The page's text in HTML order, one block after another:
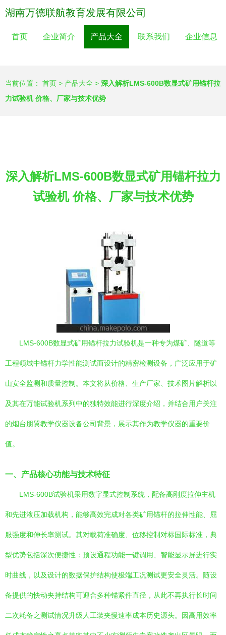
湖南万德联航教育发展有限公司
首页 企业简介 产品大全 联系我们 企业信息
当前位置： 首页 > 产品大全 > 深入解析LMS-600B数显式矿用锚杆拉
力试验机 价格、厂家与技术优势
深入解析LMS-600B数显式矿用锚杆拉力
试验机 价格、厂家与技术优势
LMS-600B数显式矿用锚杆拉力试验机是一种专为煤矿、隧道等
工程领域中锚杆力学性能测试而设计的精密检测设备，广泛应用于矿
山安全监测和质量控制。本文将从价格、生产厂家、技术图片解析以
及其在万能试验机系列中的独特效能进行深度介绍，并结合用户关注
的烟台朋翼教学仪器设备公司背景，展示其作为教学仪器的重要价
值。
一、产品核心功能与技术特征
LMS-600B试验机采用数字显式控制系统，配备高刚度拉伸主机
和先进液压加载机构，能够高效完成对各类矿用锚杆的拉伸性能、屈
服强度和伸长率测试。其对载荷准确度、位移控制对标国际标准，典
型优势包括深次便捷性：预设通程功能一键调用、智能显示屏进行实
时曲线，以及设计的数据保护结构使极端工况测试更安全灵活。随设
备提供的快动夹持结构可迎合多种锚紧件直径，从此不再执行长时间
二次耗备之测试情况升级人工装夹慢速率成本历史源头。因高用效率